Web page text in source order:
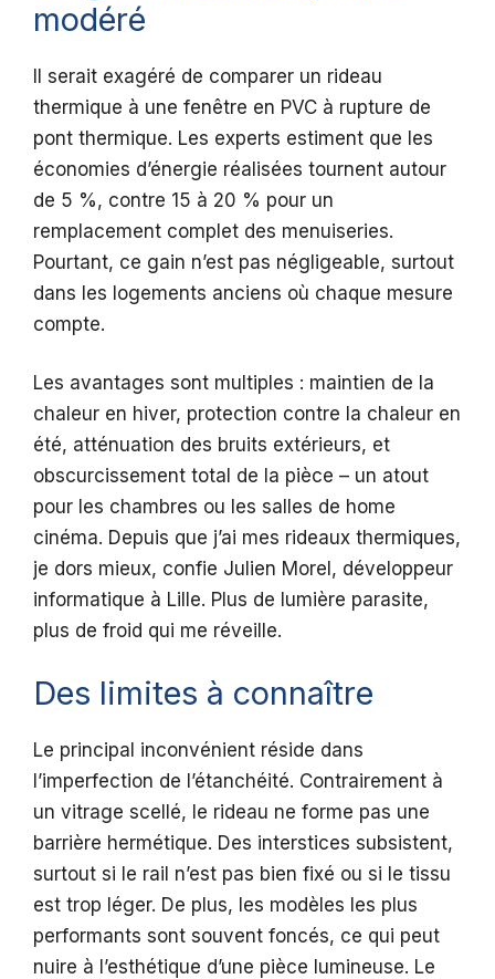
modéré
Il serait exagéré de comparer un rideau
thermique à une fenêtre en PVC à rupture de
pont thermique. Les experts estiment que les
économies d’énergie réalisées tournent autour
de 5 %, contre 15 à 20 % pour un
remplacement complet des menuiseries.
Pourtant, ce gain n’est pas négligeable, surtout
dans les logements anciens où chaque mesure
compte.
Les avantages sont multiples : maintien de la
chaleur en hiver, protection contre la chaleur en
été, atténuation des bruits extérieurs, et
obscurcissement total de la pièce – un atout
pour les chambres ou les salles de home
cinéma. Depuis que j’ai mes rideaux thermiques,
je dors mieux, confie Julien Morel, développeur
informatique à Lille. Plus de lumière parasite,
plus de froid qui me réveille.
Des limites à connaître
Le principal inconvénient réside dans
l’imperfection de l’étanchéité. Contrairement à
un vitrage scellé, le rideau ne forme pas une
barrière hermétique. Des interstices subsistent,
surtout si le rail n’est pas bien fixé ou si le tissu
est trop léger. De plus, les modèles les plus
performants sont souvent foncés, ce qui peut
nuire à l’esthétique d’une pièce lumineuse. Le